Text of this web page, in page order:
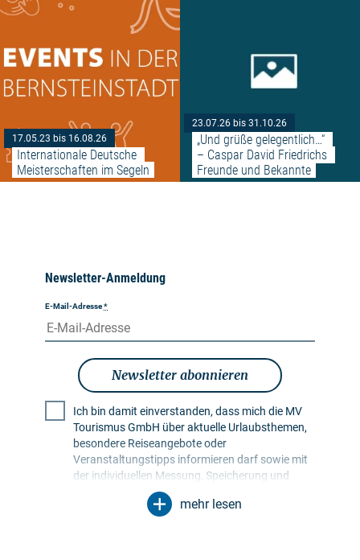
17.05.23 bis 16.08.26
Internationale Deutsche
Meisterschaften im Segeln
23.07.26 bis 31.10.26
„Und grüße gelegentlich…“
– Caspar David Friedrichs
Freunde und Bekannte
Newsletter-Anmeldung
E-Mail-Adresse*
Newsletter abonnieren
Ich bin damit einverstanden, dass mich die MV
Tourismus GmbH über aktuelle Urlaubsthemen,
besondere Reiseangebote oder
Veranstaltungstipps informieren darf sowie mit
der individuellen Messung, Speicherung und
Auswertung von Öffnungs- und Klickraten in
Empfängerprofilen zu Zwecken der Gestaltung
mehr lesen